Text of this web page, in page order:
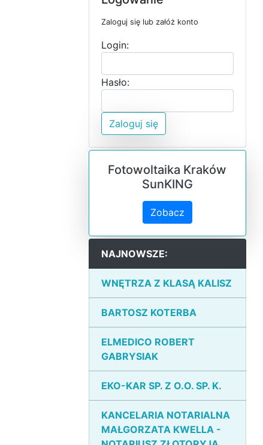
Zaloguj się lub załóż konto
Login:
Hasło:
Zaloguj się
Fotowoltaika Kraków
SunKING
Zobacz
NAJNOWSZE:
WNĘTRZA Z KLASĄ KALISZ
BARTOSZ KOTERBA
ELMEDICO ROBERT
GABRYSIAK
EKO-KAR SP. Z O.O. SP. K.
KANCELARIA NOTARIALNA
MAŁGORZATA KWELLA -